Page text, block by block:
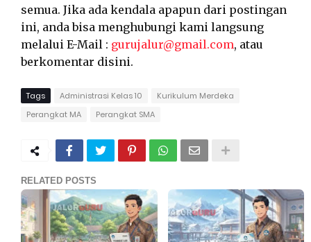
semua. Jika ada kendala apapun dari postingan
ini, anda bisa menghubungi kami langsung
melalui E-Mail : gurujalur@gmail.com, atau
berkomentar disini.
Tags Administrasi Kelas 10
Kurikulum Merdeka
Perangkat MA
Perangkat SMA
RELATED POSTS